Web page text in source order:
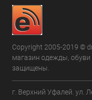
Copyright 2005-2019 ©
магазин одежды, обуви
защищены.
г. Верхний Уфалей. ул.